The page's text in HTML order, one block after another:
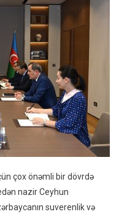
çox önəmli bir dövrdə
nazir Ceyhun
suverenlik və